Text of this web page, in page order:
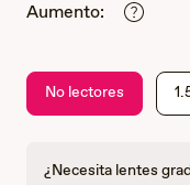
Aumento:
No lectores
¿Necesita lentes